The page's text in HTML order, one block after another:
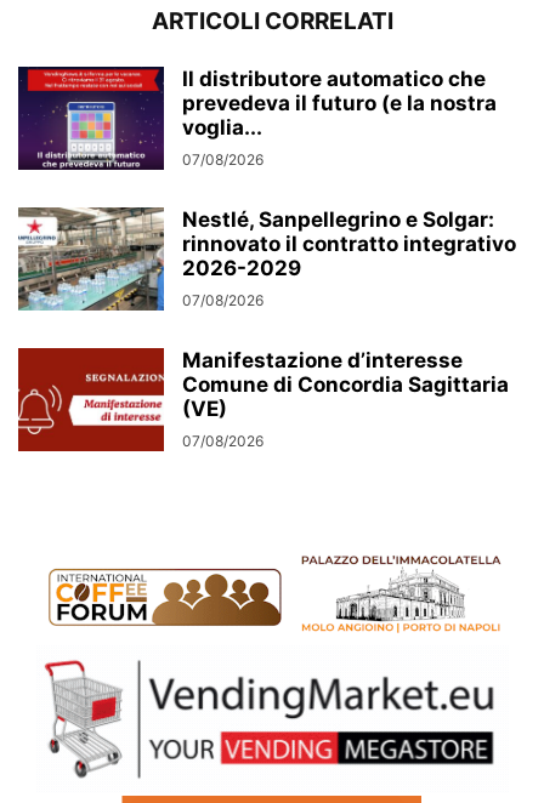
ARTICOLI CORRELATI
Il distributore automatico che
prevedeva il futuro (e la nostra
voglia...
07/08/2026
Nestlé, Sanpellegrino e Solgar:
rinnovato il contratto integrativo
2026-2029
07/08/2026
Manifestazione d’interesse
Comune di Concordia Sagittaria
(VE)
07/08/2026